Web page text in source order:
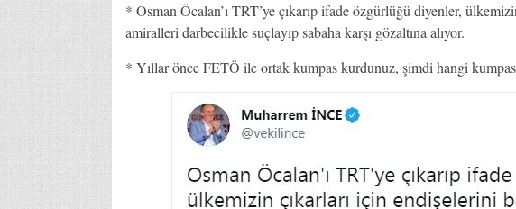
* Osman Öcalan’ı TRT’ye çıkarıp ifade özgürlüğü diyenler,
amiralleri darbecilikle suçlayıp sabaha karşı gözaltına alıyor.
* Yıllar önce FETÖ ile ortak kumpas kurdunuz, şimdi hangi